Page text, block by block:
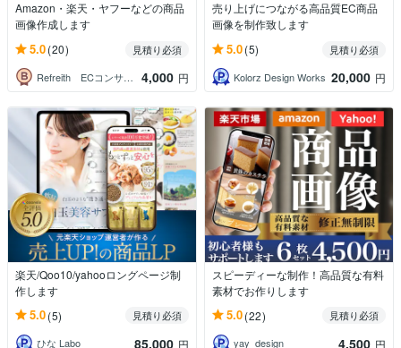
Amazon・楽天・ヤフーなどの商品
画像作成します
5.0(20)
見積り必須
Refreith ECコンサル・デザイン
4,000 円
売り上げにつながる高品質EC商品
画像を制作致します
5.0(5)
見積り必須
Kolorz Design Works 20,000 円
楽天/Qoo10/yahooロングページ制
作します
5.0(5)
見積り必須
ひな Labo
85,000 円
スピーディーな制作！高品質な有料
素材でお作りします
5.0(22)
見積り必須
yay_design
4,500 円